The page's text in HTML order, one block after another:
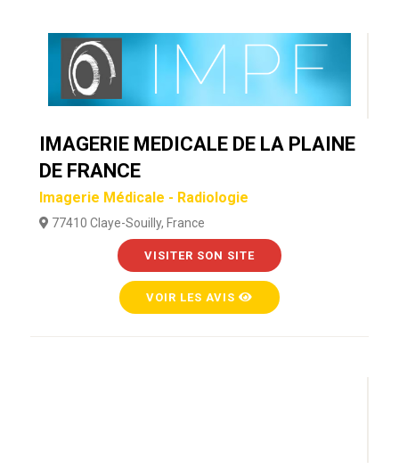
IMAGERIE MEDICALE DE LA PLAINE
DE FRANCE
Imagerie Médicale - Radiologie
77410 Claye-Souilly, France
VISITER SON SITE
VOIR LES AVIS